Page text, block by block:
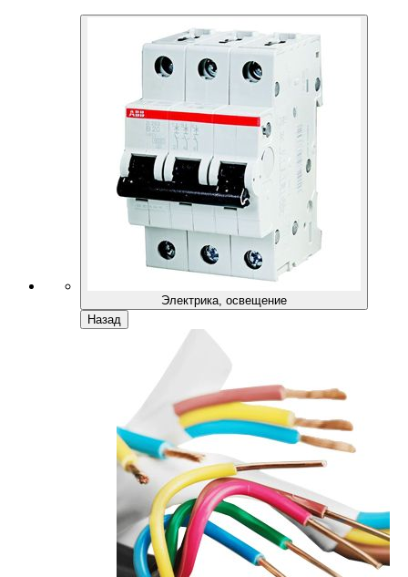
Электрика, освещение
Назад